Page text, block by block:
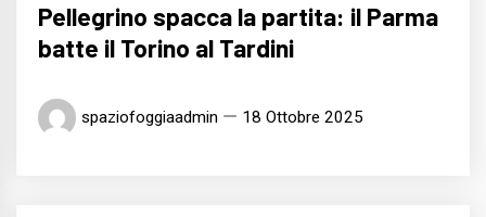
Pellegrino spacca la partita: il Parma
batte il Torino al Tardini
spaziofoggiaadmin 18 Ottobre 2025